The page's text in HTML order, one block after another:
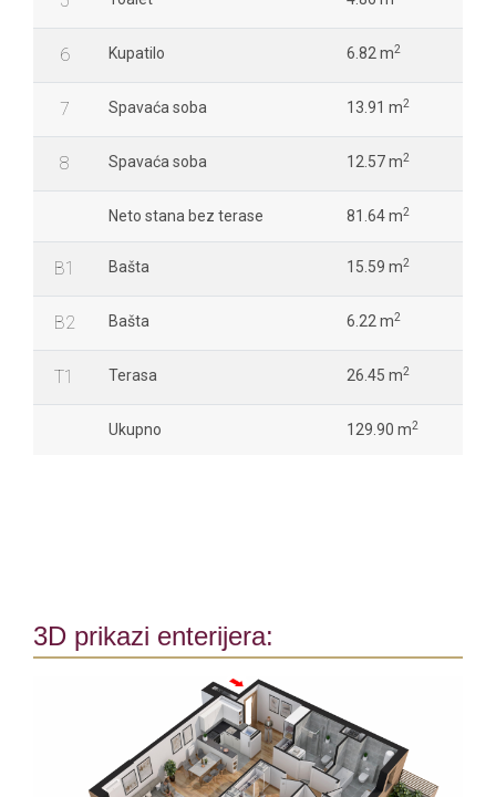
6 Kupatilo 6.82 m2
7 Spavaća soba 13.91 m2
8 Spavaća soba 12.57 m2
Neto stana bez terase 81.64 m2
B1 Bašta 15.59 m2
B2 Bašta 6.22 m2
T1 Terasa 26.45 m2
Ukupno 129.90 m2
3D prikazi enterijera: